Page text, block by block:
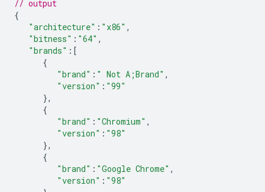
// output
{
"architecture" : "x86" ,
"bitness" : "64" ,
"brands" : [
{
"brand" : " Not A;Brand" ,
"version" : "99"
},
{
"brand" : "Chromium" ,
"version" : "98"
},
{
"brand" : "Google Chrome" ,
"version" : "98"